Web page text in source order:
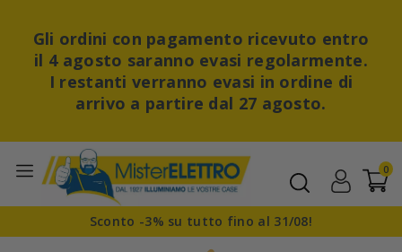
Gli ordini con pagamento ricevuto entro
il 4 agosto saranno evasi regolarmente.
I restanti verranno evasi in ordine di
arrivo a partire dal 27 agosto.
0
Sconto -3% su tutto fino al 31/08!